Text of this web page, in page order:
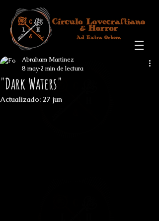
"Dark Waters"
Abraham Martinez
8 may 2 min de lectura
Actualizado: 27 jun